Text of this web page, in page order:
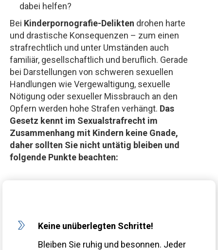
dabei helfen?
Bei Kinderpornografie-Delikten drohen harte
und drastische Konsequenzen – zum einen
strafrechtlich und unter Umständen auch
familiär, gesellschaftlich und beruflich. Gerade
bei Darstellungen von schweren sexuellen
Handlungen wie Vergewaltigung, sexuelle
Nötigung oder sexueller Missbrauch an den
Opfern werden hohe Strafen verhängt. Das
Gesetz kennt im Sexualstrafrecht im
Zusammenhang mit Kindern keine Gnade,
daher sollten Sie nicht untätig bleiben und
folgende Punkte beachten:
Keine unüberlegten Schritte!
Bleiben Sie ruhig und besonnen. Jeder